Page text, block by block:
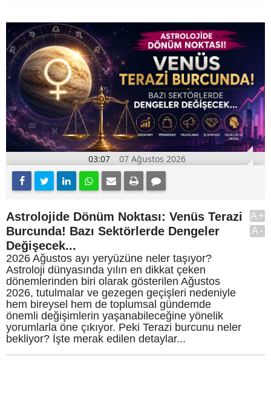
03:07 07 Ağustos 2026
Astrolojide Dönüm Noktası: Venüs Terazi
Burcunda! Bazı Sektörlerde Dengeler
Değişecek...
2026 Ağustos ayı yeryüzüne neler taşıyor?
Astroloji dünyasında yılın en dikkat çeken
dönemlerinden biri olarak gösterilen Ağustos
2026, tutulmalar ve gezegen geçişleri nedeniyle
hem bireysel hem de toplumsal gündemde
önemli değişimlerin yaşanabileceğine yönelik
yorumlarla öne çıkıyor. Peki Terazi burcunu neler
bekliyor? İşte merak edilen detaylar...
A+
A-